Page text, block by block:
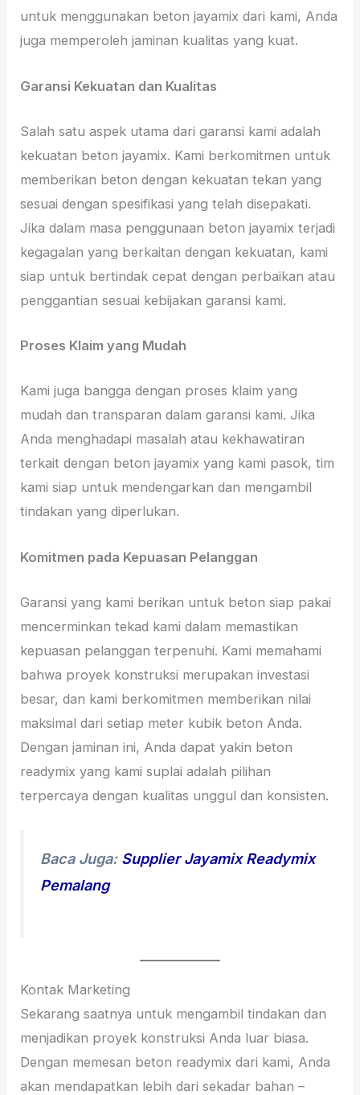
untuk menggunakan beton jayamix dari kami, Anda
juga memperoleh jaminan kualitas yang kuat.
Garansi Kekuatan dan Kualitas
Salah satu aspek utama dari garansi kami adalah
kekuatan beton jayamix. Kami berkomitmen untuk
memberikan beton dengan kekuatan tekan yang
sesuai dengan spesifikasi yang telah disepakati.
Jika dalam masa penggunaan beton jayamix terjadi
kegagalan yang berkaitan dengan kekuatan, kami
siap untuk bertindak cepat dengan perbaikan atau
penggantian sesuai kebijakan garansi kami.
Proses Klaim yang Mudah
Kami juga bangga dengan proses klaim yang
mudah dan transparan dalam garansi kami. Jika
Anda menghadapi masalah atau kekhawatiran
terkait dengan beton jayamix yang kami pasok, tim
kami siap untuk mendengarkan dan mengambil
tindakan yang diperlukan.
Komitmen pada Kepuasan Pelanggan
Garansi yang kami berikan untuk beton siap pakai
mencerminkan tekad kami dalam memastikan
kepuasan pelanggan terpenuhi. Kami memahami
bahwa proyek konstruksi merupakan investasi
besar, dan kami berkomitmen memberikan nilai
maksimal dari setiap meter kubik beton Anda.
Dengan jaminan ini, Anda dapat yakin beton
readymix yang kami suplai adalah pilihan
terpercaya dengan kualitas unggul dan konsisten.
Baca Juga: Supplier Jayamix Readymix
Pemalang
Kontak Marketing
Sekarang saatnya untuk mengambil tindakan dan
menjadikan proyek konstruksi Anda luar biasa.
Dengan memesan beton readymix dari kami, Anda
akan mendapatkan lebih dari sekadar bahan –